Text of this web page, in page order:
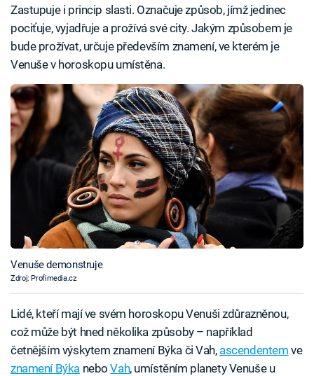
Zastupuje i princip slasti. Označuje způsob, jímž jedinec
pociťuje, vyjadřuje a prožívá své city. Jakým způsobem je
bude prožívat, určuje především znamení, ve kterém je
Venuše v horoskopu umístěna.
Venuše demonstruje
Zdroj: Profimedia.cz
Lidé, kteří mají ve svém horoskopu Venuši zdůrazněnou,
což může být hned několika způsoby – například
četnějším výskytem znamení Býka či Vah, ascendentem ve
znamení Býka neboVah, umístěním planety Venuše u